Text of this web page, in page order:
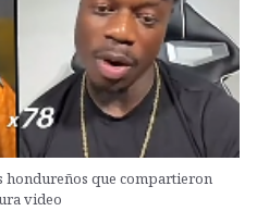
hondureños que compartieron
video